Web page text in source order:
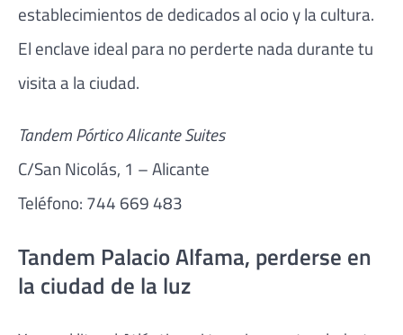
establecimientos de dedicados al ocio y la cultura.
El enclave ideal para no perderte nada durante tu
visita a la ciudad.
Tandem Pórtico Alicante Suites
C/San Nicolás, 1 – Alicante
Teléfono: 744 669 483
Tandem Palacio Alfama, perderse en
la ciudad de la luz